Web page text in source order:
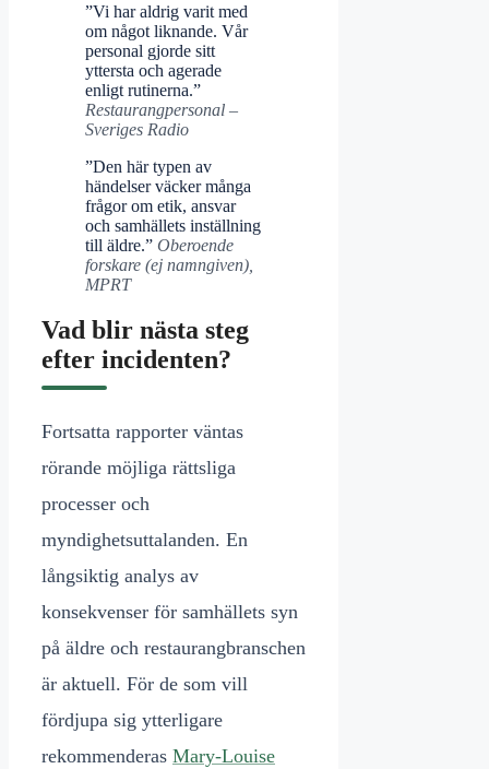
”Vi har aldrig varit med
om något liknande. Vår
personal gjorde sitt
yttersta och agerade
enligt rutinerna.”
Restaurangpersonal –
Sveriges Radio
”Den här typen av
händelser väcker många
frågor om etik, ansvar
och samhällets inställning
till äldre.” Oberoende
forskare (ej namngiven),
MPRT
Vad blir nästa steg
efter incidenten?
Fortsatta rapporter väntas
rörande möjliga rättsliga
processer och
myndighetsuttalanden. En
långsiktig analys av
konsekvenser för samhällets syn
på äldre och restaurangbranschen
är aktuell. För de som vill
fördjupa sig ytterligare
rekommenderas Mary-Louise